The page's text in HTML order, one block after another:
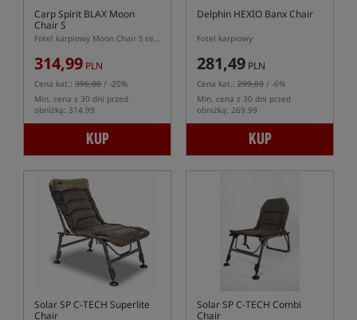
Carp Spirit BLAX Moon
Chair S
Fotel karpiowy Moon Chair S serii BLAX
314,99 PLN
Cena kat.: 396,00 / -20%
Min. cena z 30 dni przed
obniżką: 314.99
KUP
Delphin HEXIO Banx Chair
Fotel karpiowy
281,49 PLN
Cena kat.: 299,69 / -6%
Min. cena z 30 dni przed
obniżką: 269.99
KUP
Solar SP C-TECH Superlite
Chair
Solar SP C-TECH Combi
Chair